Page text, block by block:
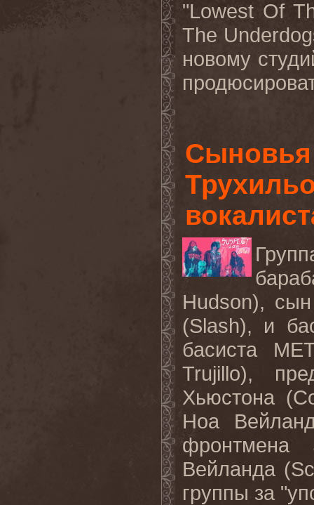
"Lowest Of
The
новому
Сыновья
Hudson),
(Slash), и
басиста
Trujillo),
Хьюстона
Ноа
фронтмена
Вейланда
группы за